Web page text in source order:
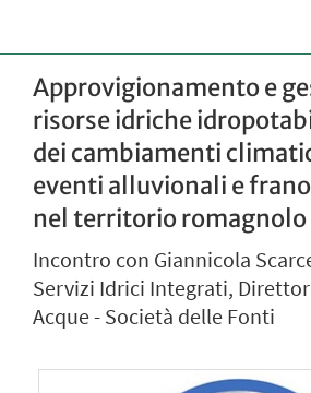
Approvigionamento e
risorse idriche
dei cambiamenti
eventi alluvionali e
nel territorio romagnolo
Incontro con Giannicola
Servizi Idrici Integrati,
Acque - Società delle Fonti